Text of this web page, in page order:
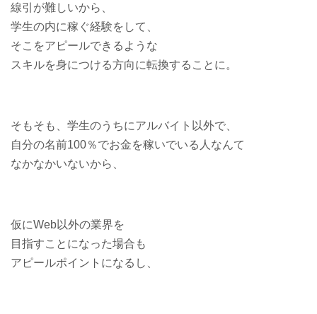
線引が難しいから、
学生の内に稼ぐ経験をして、
そこをアピールできるような
スキルを身につける方向に転換することに。
そもそも、学生のうちにアルバイト以外で、
自分の名前100％でお金を稼いでいる人なんて
なかなかいないから、
仮にWeb以外の業界を
目指すことになった場合も
アピールポイントになるし、